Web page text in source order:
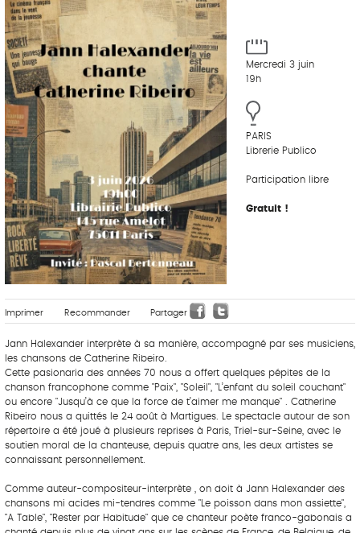
Mercredi 3 juin
19h
PARIS
Librerie Publico
Participation libre
Gratuit !
Imprimer Recommander Partager
Jann Halexander interprète à sa manière, accompagné par ses musiciens,
les chansons de Catherine Ribeiro.
Cette pasionaria des années 70 nous a offert quelques pépites de la
chanson francophone comme "Paix", "Soleil", "L’enfant du soleil couchant"
ou encore "Jusqu’à ce que la force de t’aimer me manque" . Catherine
Ribeiro nous a quittés le 24 août à Martigues. Le spectacle autour de son
répertoire a été joué à plusieurs reprises à Paris, Triel-sur-Seine, avec le
soutien moral de la chanteuse, depuis quatre ans, les deux artistes se
connaissant personnellement.
Comme auteur-compositeur-interprète , on doit à Jann Halexander des
chansons mi acides mi-tendres comme "Le poisson dans mon assiette",
"A Table", "Rester par Habitude" que ce chanteur poète franco-gabonais a